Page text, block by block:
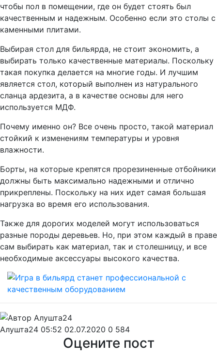
чтобы пол в помещении, где он будет стоять был
качественным и надежным. Особенно если это столы с
каменными плитами.
Выбирая стол для бильярда, не стоит экономить, а
выбирать только качественные материалы. Поскольку
такая покупка делается на многие годы. И лучшим
является стол, который выполнен из натурального
сланца ардезита, а в качестве основы для него
используется МДФ.
Почему именно он? Все очень просто, такой материал
стойкий к изменениям температуры и уровня
влажности.
Борты, на которые крепятся прорезиненные отбойники
должны быть максимально надежными и отлично
прикреплены. Поскольку на них идет самая большая
нагрузка во время его использования.
Также для дорогих моделей могут использоваться
разные породы деревьев. Но, при этом каждый в праве
сам выбирать как материал, так и столешницу, и все
необходимые аксессуары высокого качества.
Алушта24 05:52 02.07.2020 0 584
Оцените пост